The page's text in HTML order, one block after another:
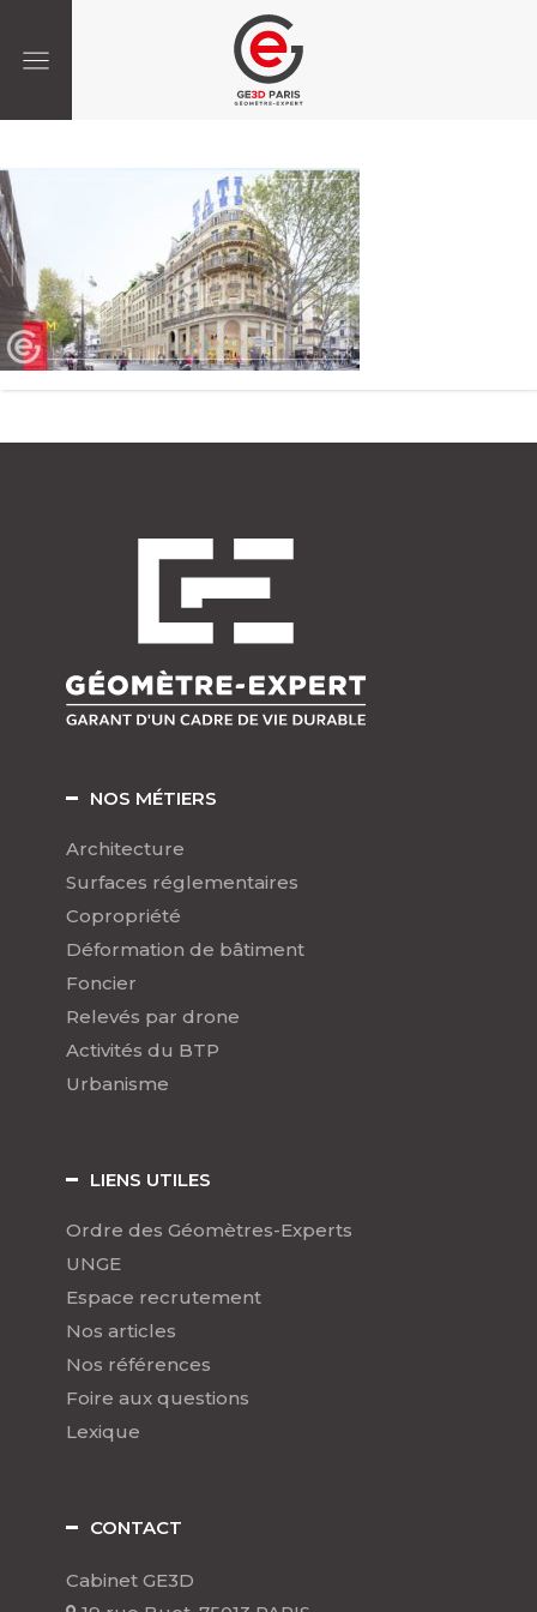
NOS MÉTIERS
Architecture
Surfaces réglementaires
Copropriété
Déformation de bâtiment
Foncier
Relevés par drone
Activités du BTP
Urbanisme
LIENS UTILES
Ordre des Géomètres-Experts
UNGE
Espace recrutement
Nos articles
Nos références
Foire aux questions
Lexique
CONTACT
Cabinet GE3D